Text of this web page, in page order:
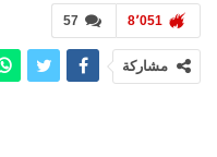
57 8٬051
مشاركة